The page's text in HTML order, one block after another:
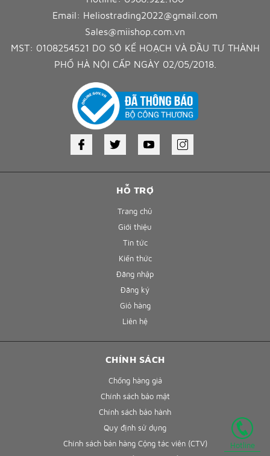
Hotline
HỖ TRỢ
Trang chủ
Giới thiệu
Tin tức
Kiến thức
Đăng nhập
Đăng ký
Giỏ hàng
Liên hệ
Email: Heliostrading2022@gmail.com
Sales@miishop.com.vn
MST: 0108254521 DO SỞ KẾ HOẠCH VÀ ĐẦU TƯ THÀNH
PHỐ HÀ NỘI CẤP NGÀY 02/05/2018.
CHÍNH SÁCH
Chống hàng giả
Chính sách bảo mật
Chính sách bảo hành
Quy định sử dụng
Chính sách bán hàng Cộng tác viên (CTV)